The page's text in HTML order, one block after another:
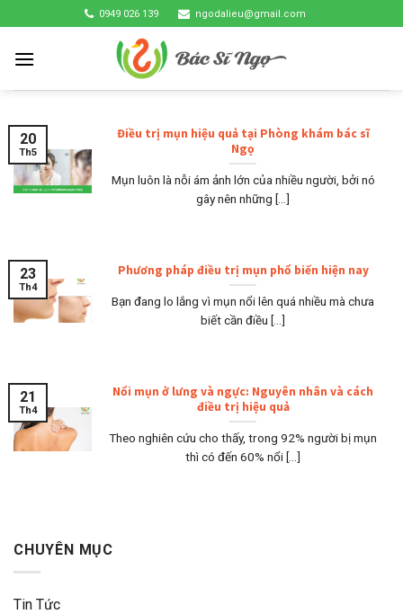
to
content
0949 026 139 ngodalieu@gmail.com
Điều trị mụn hiệu quả tại Phòng khám bác sĩ
Ngọ
Mụn luôn là nỗi ám ảnh lớn của nhiều người, bởi nó
gây nên những [...]
20
Th5
Phương pháp điều trị mụn phổ biến hiện nay
Bạn đang lo lắng vì mụn nổi lên quá nhiều mà chưa
biết cần điều [...]
23
Th4
Nổi mụn ở lưng và ngực: Nguyên nhân và cách
điều trị hiệu quả
Theo nghiên cứu cho thấy, trong 92% người bị mụn
thì có đến 60% nổi [...]
21
Th4
CHUYÊN MỤC
Tin Tức